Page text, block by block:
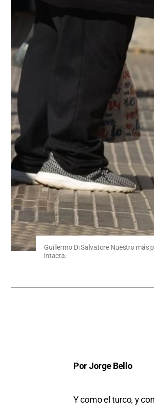
Guillermo Di Salvatore Nuestro más
intacta.
Por Jorge Bello
Y como el turco, y